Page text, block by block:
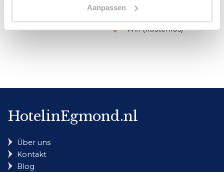
Aanpassen
Sitzecke
Wifi (kostenlos)
HotelinEgmond.nl
Über uns
Kontakt
Blog